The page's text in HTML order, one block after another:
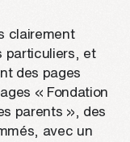
clairement
particuliers, et
des pages
« Fondation
parents », des
avec un